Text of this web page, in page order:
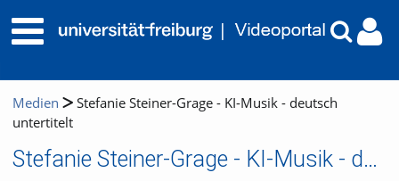
Medien
Stefanie Steiner-Grage - KI-Musik - deutsch
untertitelt
Stefanie Steiner-Grage - KI-Musik - deutsch untertitelt